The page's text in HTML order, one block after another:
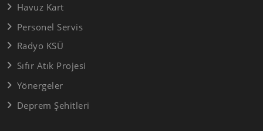
Havuz Kart
Personel Servis
Radyo KSÜ
Sıfır Atık Projesi
Yönergeler
Deprem Şehitleri